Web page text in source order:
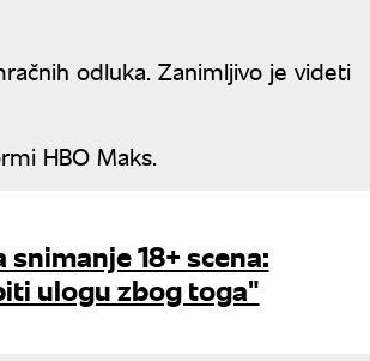
odluka. Zanimljivo je videti
HBO Maks.
18+ scena:
ulogu zbog toga"